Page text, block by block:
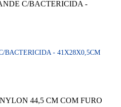
BACTERICIDA - 41X28X0,5CM